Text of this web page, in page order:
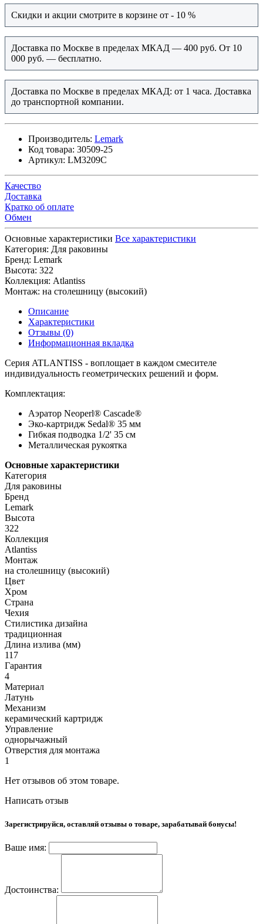
Скидки и акции смотрите в корзине от - 10 %
Доставка по Москве в пределах МКАД — 400 руб. От 10
000 руб. — бесплатно.
Доставка по Москве в пределах МКАД: от 1 часа. Доставка
до транспортной компании.
Производитель: Lemark
Код товара: 30509-25
Артикул: LM3209C
Качество
Доставка
Кратко об оплате
Обмен
Основные характеристики Все характеристики
Категория: Для раковины
Бренд: Lemark
Высота: 322
Коллекция: Atlantiss
Монтаж: на столешницу (высокий)
Описание
Характеристики
Отзывы (0)
Информационная вкладка
Серия ATLANTISS - воплощает в каждом смесителе
индивидуальность геометрических решений и форм.
Комплектация:
Аэратор Neoperl® Cascade®
Эко-картридж Sedal® 35 мм
Гибкая подводка 1/2' 35 см
Металлическая рукоятка
Основные характеристики
Категория
Для раковины
Бренд
Lemark
Высота
322
Коллекция
Atlantiss
Монтаж
на столешницу (высокий)
Цвет
Хром
Страна
Чехия
Стилистика дизайна
традиционная
Длина излива (мм)
117
Гарантия
4
Материал
Латунь
Механизм
керамический картридж
Управление
однорычажный
Отверстия для монтажа
1
Нет отзывов об этом товаре.
Написать отзыв
Зарегистрируйся, оставляй отзывы о товаре, зарабатывай бонусы!
Ваше имя:
Достоинства: